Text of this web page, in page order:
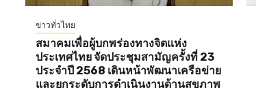
ข่าวทั่วไทย
สมาคมเพื่อผู้บกพร่องทางจิตแห่ง
ประเทศไทย จัดประชุมสามัญครั้งที่ 23
ประจำปี 2568 เดินหน้าพัฒนาเครือข่าย
และยกระดับการดำเนินงานด้านสุขภาพ